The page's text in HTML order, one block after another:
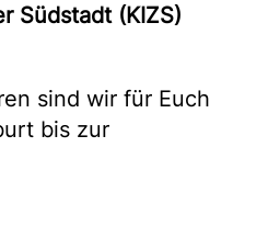
Südstadt (KIZS)
sind wir für Euch
bis zur